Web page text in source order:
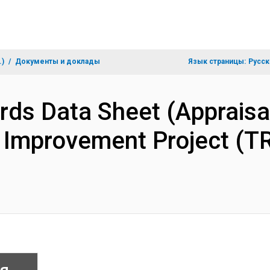
Документы и доклады Язык страницы:
Data Sheet
Project